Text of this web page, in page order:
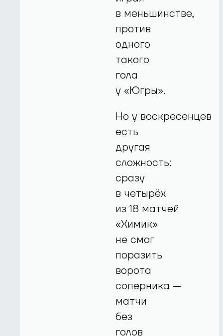
в меньшинстве,
против
одного
такого
гола
у «Югры».
Но у воскресенцев
есть
другая
сложность:
сразу
в четырёх
из 18 матчей
«Химик»
не смог
поразить
ворота
соперника —
матчи
без
голов